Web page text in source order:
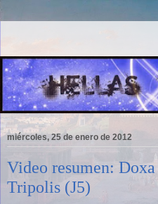
miércoles, 25 de enero de 2012
Video resumen:
Tripolis (J5)